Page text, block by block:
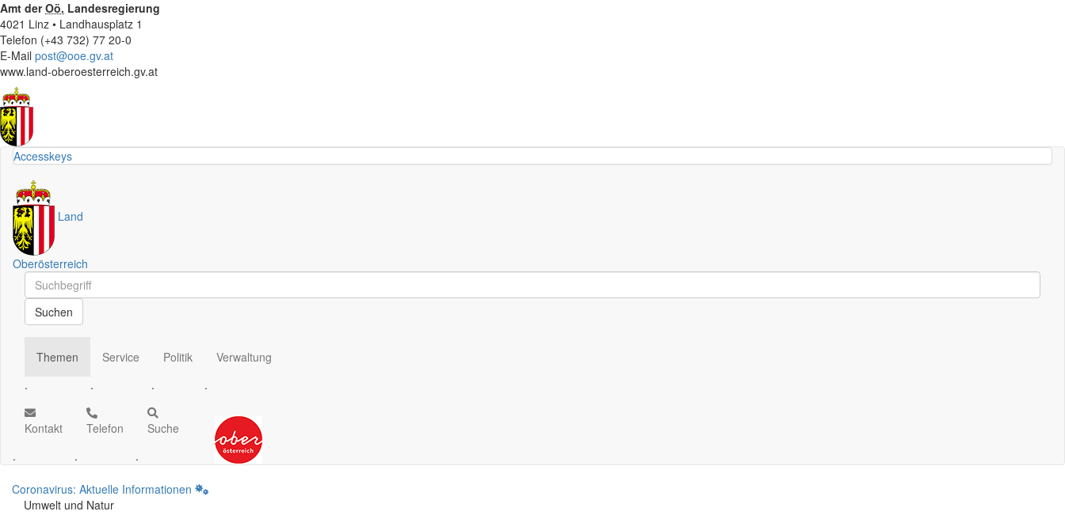
Amt derOö. Landesregierung
4021 Linz • Landhausplatz 1
Telefon (+43 732) 77 20-0
E-Mail post@ooe.gv.at
www.land-oberoesterreich.gv.at
Accesskeys
Land
Oberösterreich
Schnellsuche
Schnellsuche
Suchen
Themen
.
Service
.
Politik
.
Verwaltung
.
Kontakt
.
Telefon
.
Suche
.
Coronavirus: Aktuelle Informationen
Umwelt und Natur